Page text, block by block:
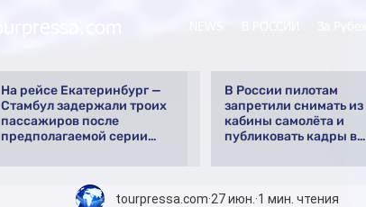
На рейсе Екатеринбург —
Стамбул задержали троих
пассажиров после
предполагаемой серии
В России пилотам
запретили снимать из
кабины самолёта и
публиковать кадры в
tourpressa.com 27 июн. 1 мин. чтения